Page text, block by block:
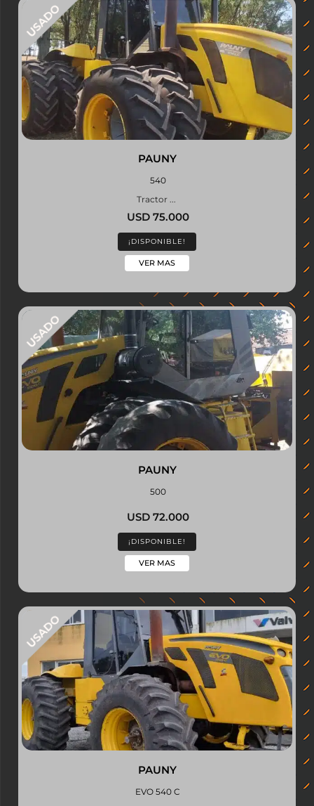
PAUNY
540
Tractor ...
USD 75.000
¡DISPONIBLE!
VER MAS
PAUNY
500
USD 72.000
¡DISPONIBLE!
VER MAS
PAUNY
EVO 540 C